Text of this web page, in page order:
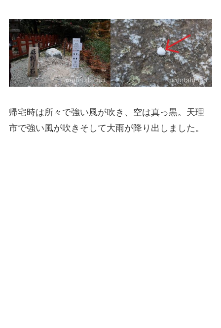
帰宅時は所々で強い風が吹き、空は真っ黒。天理
市で強い風が吹きそして大雨が降り出しました。